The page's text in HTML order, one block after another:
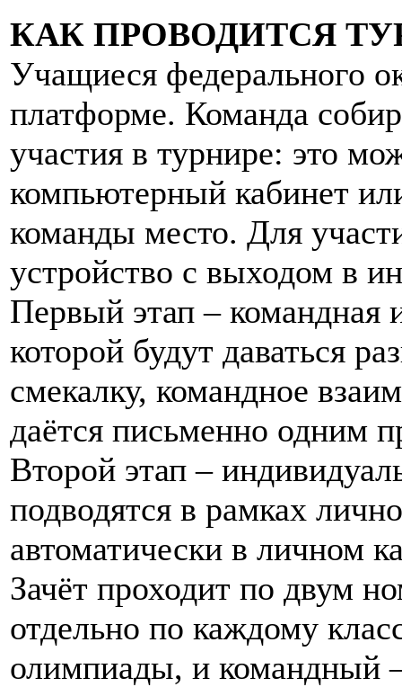
КАК ПРОВОДИТСЯ
Учащиеся федерального
платформе. Команда
участия в турнире: это
компьютерный кабинет
команды место. Для
устройство с выходом в
Первый этап – командная
которой будут даваться
смекалку, командное
даётся письменно одним
Второй этап –
подводятся в рамках
автоматически в личном
Зачёт проходит по двум
отдельно по каждому
олимпиады, и командный